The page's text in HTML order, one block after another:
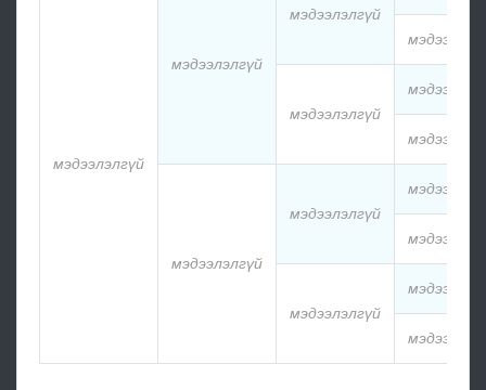
мэдээлэлгүй
мэдээлэлгүй
мэдээлэлгүй
мэдээлэлгүй
мэдээлэлгүй
мэдээлэлгүй
мэдээлэлгүй